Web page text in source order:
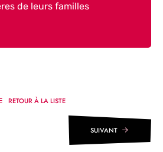
de leurs familles
RETOUR À LA LISTE
SUIVANT